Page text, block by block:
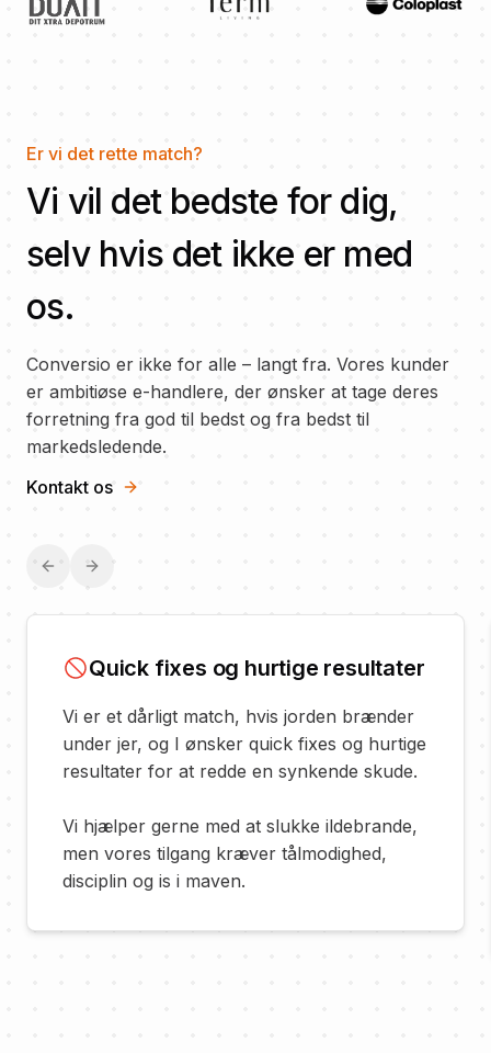
Er vi det rette match?
Vi vil det bedste for dig,
selv hvis det ikke er med
os.
Conversio er ikke for alle – langt fra. Vores kunder
er ambitiøse e-handlere, der ønsker at tage deres
forretning fra god til bedst og fra bedst til
markedsledende.
Kontakt os
Previous slide
Next slide
Quick fixes og hurtige resultater
Vi er et dårligt match, hvis jorden brænder
under jer, og I ønsker quick fixes og hurtige
resultater for at redde en synkende skude.
Vi hjælper gerne med at slukke ildebrande,
men vores tilgang kræver tålmodighed,
disciplin og is i maven.